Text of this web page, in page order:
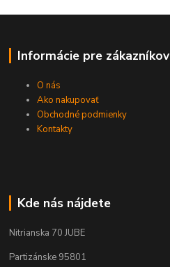
Informácie pre zákazníkov
O nás
Ako nakupovať
Obchodné podmienky
Kontakty
Kde nás nájdete
Nitrianska 70 JUBE
Partizánske 95801